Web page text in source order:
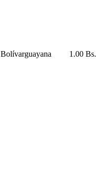
Bolívarguayana 1.00 Bs.